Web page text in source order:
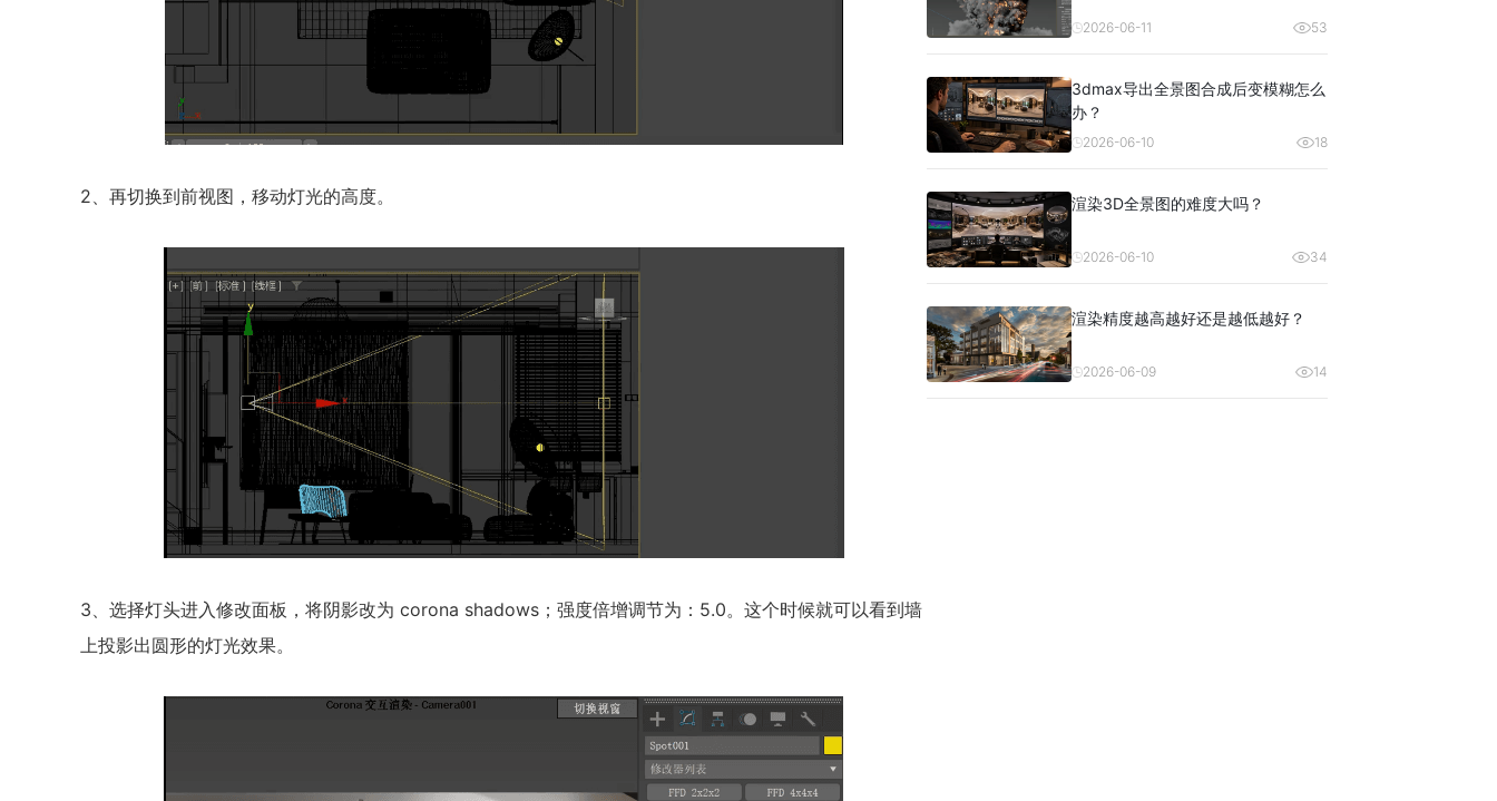
2、再切换到前视图，移动灯光的高度。
3、选择灯头进入修改面板，将阴影改为 corona shadows；强度倍增调节为：5.0。这个时候就可以看到墙
上投影出圆形的灯光效果。
2026-06-11 53
3dmax导出全景图合成后变模糊怎么
办？
2026-06-10 18
渲染3D全景图的难度大吗？
2026-06-10 34
渲染精度越高越好还是越低越好？
2026-06-09 14